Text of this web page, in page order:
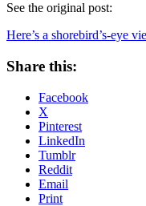
See the original post:
Here’s a shorebird’s-eye
Share this:
Facebook
X
Pinterest
LinkedIn
Tumblr
Reddit
Email
Print